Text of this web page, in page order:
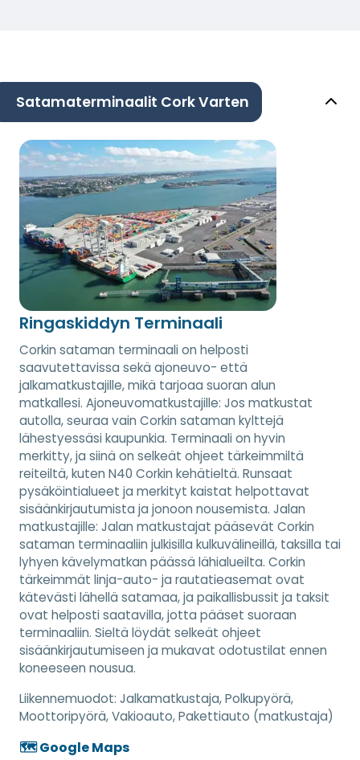
Satamaterminaalit Cork Varten
Ringaskiddyn Terminaali
Corkin sataman terminaali on helposti
saavutettavissa sekä ajoneuvo- että
jalkamatkustajille, mikä tarjoaa suoran alun
matkallesi. Ajoneuvomatkustajille: Jos matkustat
autolla, seuraa vain Corkin sataman kylttejä
lähestyessäsi kaupunkia. Terminaali on hyvin
merkitty, ja siinä on selkeät ohjeet tärkeimmiltä
reiteiltä, kuten N40 Corkin kehätieltä. Runsaat
pysäköintialueet ja merkityt kaistat helpottavat
sisäänkirjautumista ja jonoon nousemista. Jalan
matkustajille: Jalan matkustajat pääsevät Corkin
sataman terminaaliin julkisilla kulkuvälineillä, taksilla tai
lyhyen kävelymatkan päässä lähialueilta. Corkin
tärkeimmät linja-auto- ja rautatieasemat ovat
kätevästi lähellä satamaa, ja paikallisbussit ja taksit
ovat helposti saatavilla, jotta pääset suoraan
terminaaliin. Sieltä löydät selkeät ohjeet
sisäänkirjautumiseen ja mukavat odotustilat ennen
koneeseen nousua.
Liikennemuodot: Jalkamatkustaja, Polkupyörä,
Moottoripyörä, Vakioauto, Pakettiauto (matkustaja)
🗺️ Google Maps